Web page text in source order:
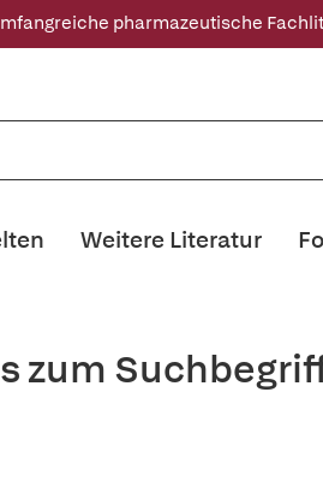
pharmazeutische
Weitere Literatur
zum